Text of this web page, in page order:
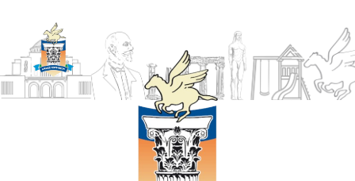
ΔΗΜΟΣ
ΚΟΡΙΝΘΙΩΝ